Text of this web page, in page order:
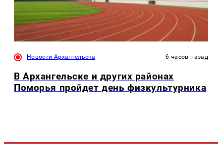
Новости Архангельска 6 часов назад
В Архангельске и других районах
Поморья пройдет день физкультурника